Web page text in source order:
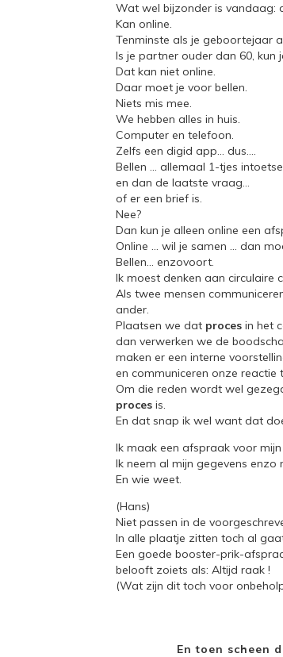
Wat wel bijzonder is vandaag:
Kan online.
Tenminste als je geboortejaar
Is je partner ouder dan 60, kun
Dat kan niet online.
Daar moet je voor bellen.
Niets mis mee.
We hebben alles in huis.
Computer en telefoon.
Zelfs een digid app… dus….
Bellen … allemaal 1-tjes
en dan de laatste vraag…
of er een brief is.
Nee?
Dan kun je alleen online een
Online … wil je samen … dan
Bellen… enzovoort.
Ik moest denken aan circulaire
Als twee mensen
ander.
Plaatsen we dat proces in het
dan verwerken we de
maken er een interne
en communiceren onze
Om die reden wordt wel
proces is.
En dat snap ik wel want dat
Ik maak een afspraak voor
Ik neem al mijn gegevens enzo
En wie weet.
(Hans)
Niet passen in de
In alle plaatje zitten toch al
Een goede booster-prik-
belooft zoiets als: Altijd raak !
(Wat zijn dit toch voor
En toen scheen